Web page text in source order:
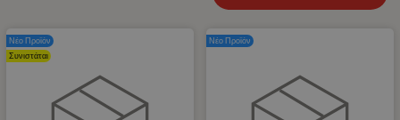
Νέο Προϊόν
Συνιστάται
Νέο Προϊόν